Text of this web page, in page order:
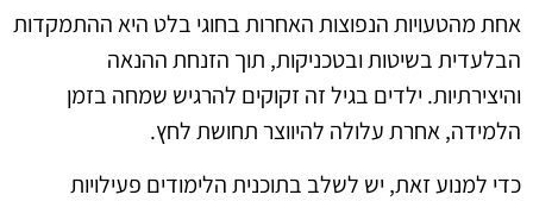
אחת מהטעויות הנפוצות האחרות בחוגי בלט היא ההתמקדות
הבלעדית בשיטות ובטכניקות, תוך הזנחת ההנאה
והיצירתיות. ילדים בגיל זה זקוקים להרגיש שמחה בזמן
הלמידה, אחרת עלולה להיווצר תחושת לחץ.
כדי למנוע זאת, יש לשלב בתוכנית הלימודים פעילויות